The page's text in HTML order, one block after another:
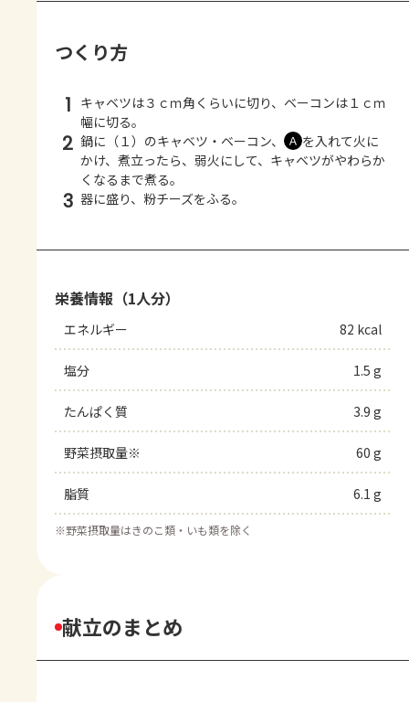
つくり方
1 キャベツは３ｃｍ角くらいに切り、ベーコンは１ｃｍ
幅に切る。
2 鍋に（１）のキャベツ・ベーコン、 Ａ を入れて火に
かけ、煮立ったら、弱火にして、キャベツがやわらか
くなるまで煮る。
3 器に盛り、粉チーズをふる。
栄養情報（1人分）
エネルギー 82 kcal
塩分 1.5 g
たんぱく質 3.9 g
野菜摂取量※ 60 g
脂質 6.1 g
※野菜摂取量はきのこ類・いも類を除く
献立のまとめ